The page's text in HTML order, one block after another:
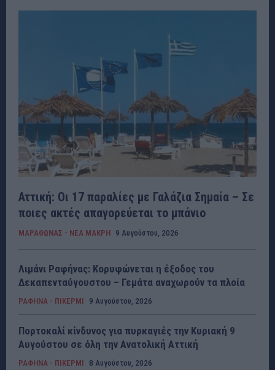
Αττική: Οι 17 παραλίες με Γαλάζια Σημαία – Σε
ποιες ακτές απαγορεύεται το μπάνιο
ΜΑΡΑΘΩΝΑΣ - ΝΕΑ ΜΑΚΡΗ 9 Αυγούστου, 2026
Λιμάνι Ραφήνας: Κορυφώνεται η έξοδος του
Δεκαπενταύγουστου – Γεμάτα αναχωρούν τα πλοία
ΡΑΦΗΝΑ - ΠΙΚΕΡΜΙ 9 Αυγούστου, 2026
Πορτοκαλί κίνδυνος για πυρκαγιές την Κυριακή 9
Αυγούστου σε όλη την Ανατολική Αττική
ΡΑΦΗΝΑ - ΠΙΚΕΡΜΙ 8 Αυγούστου, 2026